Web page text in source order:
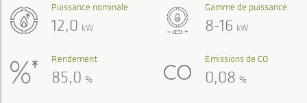
Gamme de puissance
8-16 kW
Puissance nominale
12,0 kW
Rendement
85,0 %
Émissions de CO
0,08 %